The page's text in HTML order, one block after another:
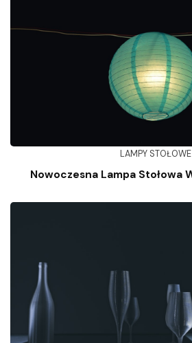
LAMPY STOŁOWE
Nowoczesna Lampa Stołowa